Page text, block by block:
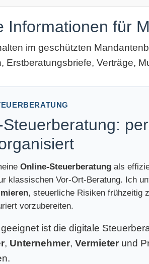
Informationen für
im geschützten
Erstberatungsbriefe, Verträge,
Online-Steuerberatung als
klassischen Vor-Ort-Beratung. Ich
, steuerliche Risiken frühzeitig
vorzubereiten.
ist die digitale
, Unternehmer, Vermieter und